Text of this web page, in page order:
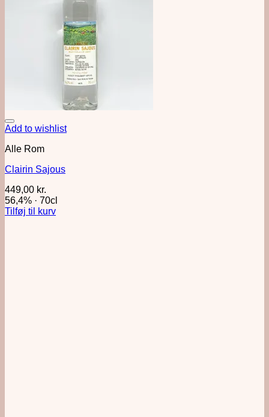
Add to wishlist
Alle Rom
Clairin Sajous
449,00 kr.
56,4% · 70cl
Tilføj til kurv